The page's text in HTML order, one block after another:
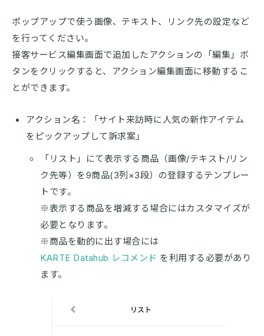
ポップアップで使う画像、テキスト、リンク先の設定など
を行ってください。
接客サービス編集画面で追加したアクションの「編集」ボ
タンをクリックすると、アクション編集画面に移動するこ
とができます。
アクション名：「サイト来訪時に人気の新作アイテム
をピックアップして訴求案」
「リスト」にて表示する商品（画像/テキスト/リン
ク先等）を9商品(3列×3段）の登録するテンプレー
トです。
※表示する商品を増減する場合にはカスタマイズが
必要となります。
※商品を動的に出す場合には
KARTE Datahub レコメンド を利用する必要があり
ます。